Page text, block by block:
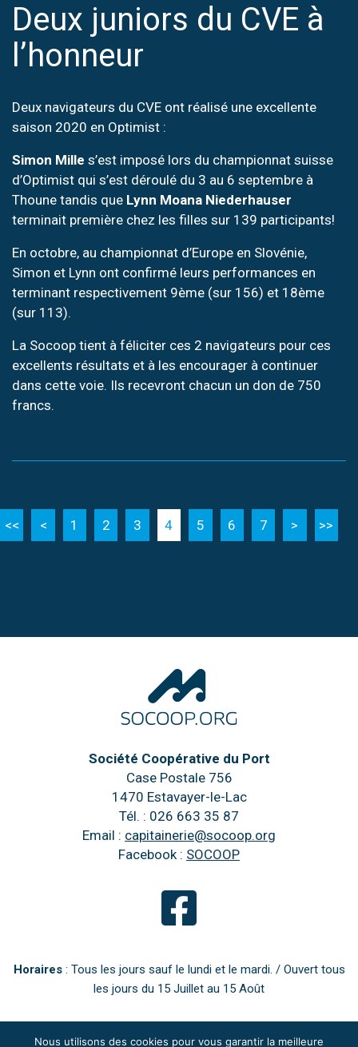
Deux juniors du CVE à
l’honneur
Deux navigateurs du CVE ont réalisé une excellente
saison 2020 en Optimist :
Simon Mille s’est imposé lors du championnat suisse
d’Optimist qui s’est déroulé du 3 au 6 septembre à
Thoune tandis que Lynn Moana Niederhauser
terminait première chez les filles sur 139 participants!
En octobre, au championnat d’Europe en Slovénie,
Simon et Lynn ont confirmé leurs performances en
terminant respectivement 9ème (sur 156) et 18ème
(sur 113).
La Socoop tient à féliciter ces 2 navigateurs pour ces
excellents résultats et à les encourager à continuer
dans cette voie. Ils recevront chacun un don de 750
francs.
<< < 1 2 3 4 5 6 7 > >>
Société Coopérative du Port
Case Postale 756
1470 Estavayer-le-Lac
Tél. : 026 663 35 87
Email : capitainerie@socoop.org
Facebook : SOCOOP
Horaires: Tous les jours sauf le lundi et le mardi. / Ouvert tous
les jours du 15 Juillet au 15 Août
Nous utilisons des cookies pour vous garantir la meilleure